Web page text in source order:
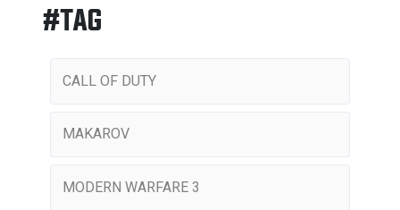
#TAG
CALL OF DUTY
MAKAROV
MODERN WARFARE 3